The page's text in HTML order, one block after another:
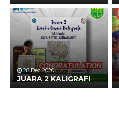
28 Dec 2020
JUARA 2 KALIGRAFI